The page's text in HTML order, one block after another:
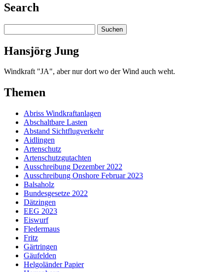
Search
Hansjörg Jung
Windkraft "JA", aber nur dort wo der Wind auch weht.
Themen
Abriss Windkraftanlagen
Abschaltbare Lasten
Abstand Sichtflugverkehr
Aidlingen
Artenschutz
Artenschutzgutachten
Ausschreibung Dezember 2022
Ausschreibung Onshore Februar 2023
Balsaholz
Bundesgesetze 2022
Dätzingen
EEG 2023
Eiswurf
Fledermaus
Fritz
Gärtringen
Gäufelden
Helgoländer Papier